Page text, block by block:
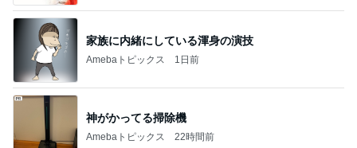
家族に内緒にしている渾身の演技
Amebaトピックス 1日前
神がかってる掃除機
Amebaトピックス 22時間前